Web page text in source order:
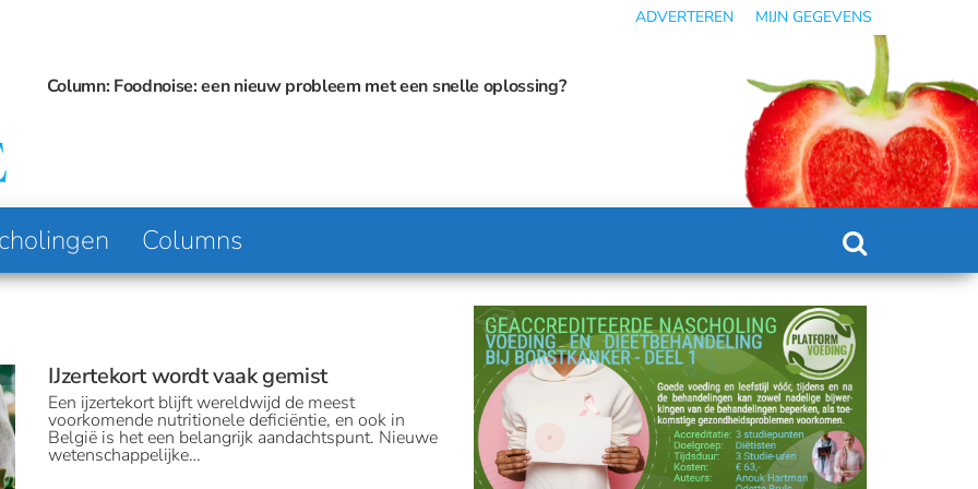
ADVERTEREN MIJN GEGEVENS
Voeding
Platform
Gebruik van obesitasmedicatie kan omslaan in ondervoeding
een nieuw probleem met een snelle oplossing?
Columns
IJzertekort wordt vaak gemist
Een ijzertekort blijft wereldwijd de meest
voorkomende nutritionele deficiëntie, en ook in
België is het een belangrijk aandachtspunt. Nieuwe
wetenschappelijke…